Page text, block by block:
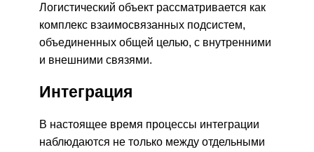
Логистический объект рассматривается как
комплекс взаимосвязанных подсистем,
объединенных общей целью, с внутренними
и внешними связями.
Интеграция
В настоящее время процессы интеграции
наблюдаются не только между отдельными